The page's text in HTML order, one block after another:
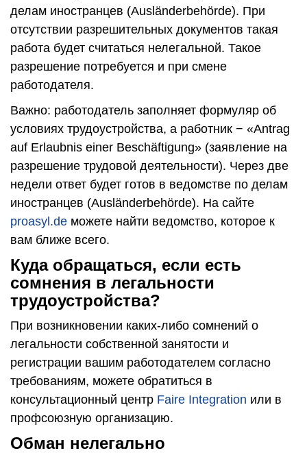
делам иностранцев (Ausländerbehörde). При
отсутствии разрешительных документов такая
работа будет считаться нелегальной. Такое
разрешение потребуется и при смене
работодателя.
Важно: работодатель заполняет формуляр об
условиях трудоустройства, а работник − «Antrag
auf Erlaubnis einer Beschäftigung» (заявление на
разрешение трудовой деятельности). Через две
недели ответ будет готов в ведомстве по делам
иностранцев (Ausländerbehörde). На сайте
proasyl.de можете найти ведомство, которое к
вам ближе всего.
Куда обращаться, если есть
сомнения в легальности
трудоустройства?
При возникновении каких-либо сомнений о
легальности собственной занятости и
регистрации вашим работодателем согласно
требованиям, можете обратиться в
консультационный центр Faire Integration или в
профсоюзную организацию.
Обман нелегально